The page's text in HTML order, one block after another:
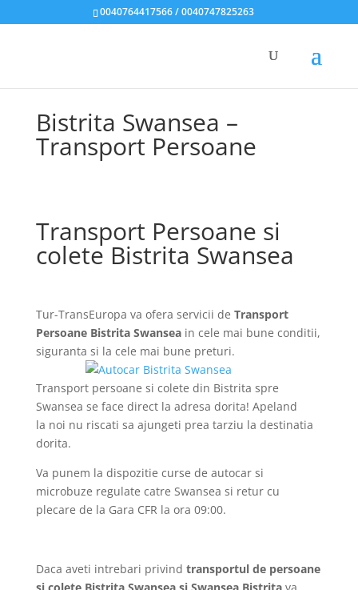
0040764417566 / 0040747825263
Bistrita Swansea –
Transport Persoane
Transport Persoane si
colete Bistrita Swansea
Tur-TransEuropa va ofera servicii de Transport
Persoane Bistrita Swanseain cele mai bune conditii,
siguranta si la cele mai bune preturi.
Transport persoane si colete din Bistrita spre
Swansea se face direct la adresa dorita! Apeland
la noi nu riscati sa ajungeti prea tarziu la destinatia
dorita.
Va punem la dispozitie curse de autocar si
microbuze regulate catre Swansea si retur cu
plecare de la Gara CFR la ora 09:00.
Daca aveti intrebari privind transportul de persoane